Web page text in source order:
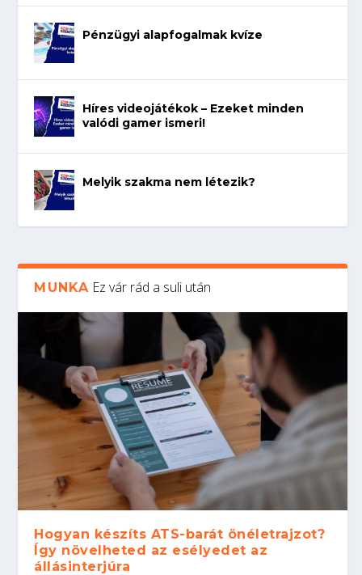
Pénzügyi alapfogalmak kvíze
Híres videojátékok – Ezeket minden
valódi gamer ismeri!
Melyik szakma nem létezik?
MUNKA Ez vár rád a suli után
Hogyan készíts ATS-barát önéletrajzot?
Így növelheted az esélyedet az
állásinterjúra